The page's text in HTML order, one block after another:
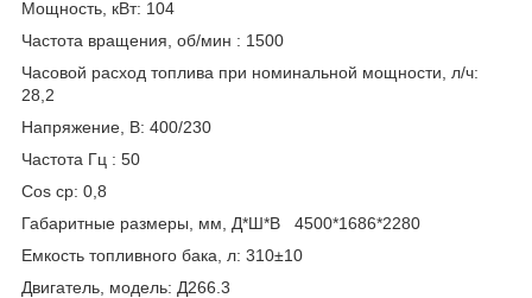
Мощность, кВт: 104
Частота вращения, об/мин : 1500
Часовой расход топлива при номинальной мощности, л/ч:
28,2
Напряжение, В: 400/230
Частота Гц : 50
Cos ср: 0,8
Габаритные размеры, мм, Д*Ш*В 4500*1686*2280
Емкость топливного бака, л: 310±10
Двигатель, модель: Д266.3